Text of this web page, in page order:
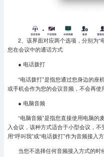
2、该界面对应两个选项，分别为“
您在会议中的通话方式
● 电话拨打
“电话拨打”是指您通过您身边的座
或手机会作为您的会议音频，不会再
● 电脑音频
“电脑音频”是指您直接使用电脑的
入会议，该种方式适合于小型会议，
用“呼叫我”或“电话拨打”作为音频接入
当您不选择任何音频接入方式的